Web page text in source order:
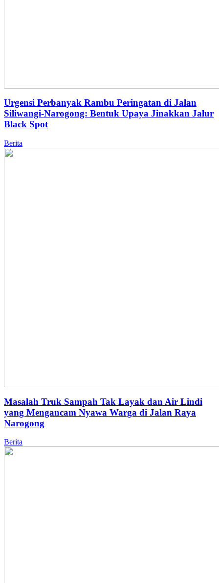
Urgensi Perbanyak Rambu Peringatan di Jalan
Siliwangi-Narogong: Bentuk Upaya Jinakkan Jalur
Black Spot
Berita
Masalah Truk Sampah Tak Layak dan Air Lindi
yang Mengancam Nyawa Warga di Jalan Raya
Narogong
Berita